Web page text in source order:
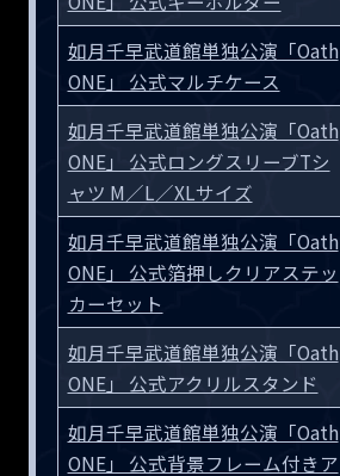
如月千早武道館単独公演「Oath
ONE」 公式マルチケース
如月千早武道館単独公演「Oath
ONE」 公式ロングスリーブTシ
ャツ M／L／XLサイズ
如月千早武道館単独公演「Oath
ONE」 公式箔押しクリアステッ
カーセット
如月千早武道館単独公演「Oath
ONE」 公式アクリルスタンド
如月千早武道館単独公演「Oath
ONE」 公式背景フレーム付きア